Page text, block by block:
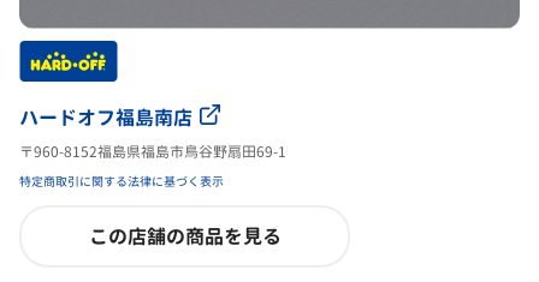
ハードオフ福島南店
〒960-8152福島県福島市鳥谷野扇田69-1
特定商取引に関する法律に基づく表示
この店舗の商品を見る